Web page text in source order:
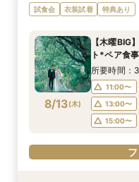
8/11(火)
マイナビ限
フェア】豪
9:10〜
10:00〜
15:00〜
フ
8/11(火)
マイナビ限
レス試着体
9:00〜
10:00〜
15:00〜
フ
8/11(火)
マイナビ限
得な67万円
9:30〜
10:30〜
15:00〜
フ
8/11(火)
マイナビ限
な家族と過
10:00〜
8/11(火)
マイナビ限
見積り相談
9:00〜
10:00〜
15:00〜
フ
8/11(火)
マイナビ限
プロが解消
10:00〜
試食会 衣装試着 特典あり
8/13(木)
【木曜
ト*ペア食
所要時間：
11:00〜
13:00〜
15:00〜